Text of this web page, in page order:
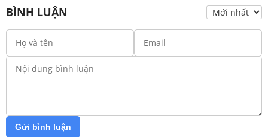
BÌNH LUẬN
Gửi bình luận